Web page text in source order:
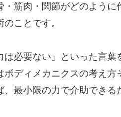
筋肉・関節がどのように
ことです。
必要ない」といった言葉
ディメカニクスの考え方
最小限の力で介助できる